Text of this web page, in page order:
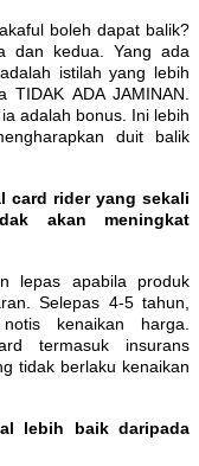
boleh dapat balik?
dan kedua. Yang ada
istilah yang lebih
ADA JAMINAN.
adalah bonus. Ini lebih
duit balik
card rider yang sekali
akan meningkat
lepas apabila produk
Selepas 4-5 tahun,
kenaikan harga.
termasuk insurans
tidak berlaku kenaikan
lebih baik daripada